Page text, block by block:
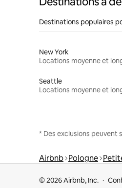
Destinations populaires
New York
Seattle
* Des exclusions
Airbnb Pologne
© 2026 Airbnb, Inc.